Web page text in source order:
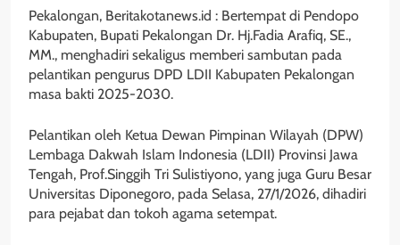
Pekalongan, Beritakotanews.id : Bertempat di Pendopo
Kabupaten, Bupati Pekalongan Dr. Hj.Fadia Arafiq, SE.,
MM., menghadiri sekaligus memberi sambutan pada
pelantikan pengurus DPD LDII Kabupaten Pekalongan
masa bakti 2025-2030.
Pelantikan oleh Ketua Dewan Pimpinan Wilayah (DPW)
Lembaga Dakwah Islam Indonesia (LDII) Provinsi Jawa
Tengah, Prof.Singgih Tri Sulistiyono, yang juga Guru Besar
Universitas Diponegoro, pada Selasa, 27/1/2026, dihadiri
para pejabat dan tokoh agama setempat.